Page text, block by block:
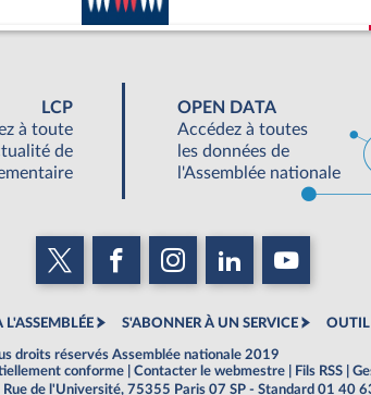
LCP
à toute
de
OPEN DATA
Accédez à toutes
les données de
l'Assemblée nationale
S'ABONNER À UN SERVICE OUTIL
droits réservés Assemblée nationale 2019
conforme Contacter le webmestre Fils RSS
de l'Université, 75355 Paris 07 SP - Standard 01 40